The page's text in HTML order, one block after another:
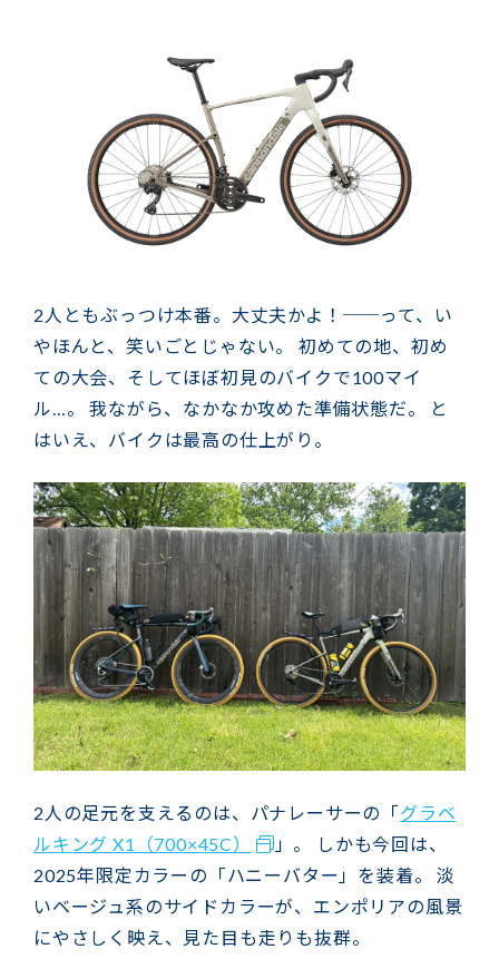
2人ともぶっつけ本番。大丈夫かよ！──って、い
やほんと、笑いごとじゃない。 初めての地、初め
ての大会、そしてほぼ初見のバイクで100マイ
ル…。 我ながら、なかなか攻めた準備状態だ。 と
はいえ、バイクは最高の仕上がり。
2人の足元を支えるのは、パナレーサーの「グラベ
ルキング X1（700×45C）
」。 しかも今回は、
2025年限定カラーの「ハニーバター」を装着。 淡
いベージュ系のサイドカラーが、エンポリアの風景
にやさしく映え、見た目も走りも抜群。